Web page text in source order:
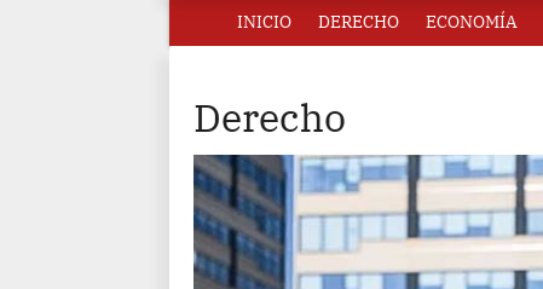
INICIO DERECHO ECONOMÍA
Derecho